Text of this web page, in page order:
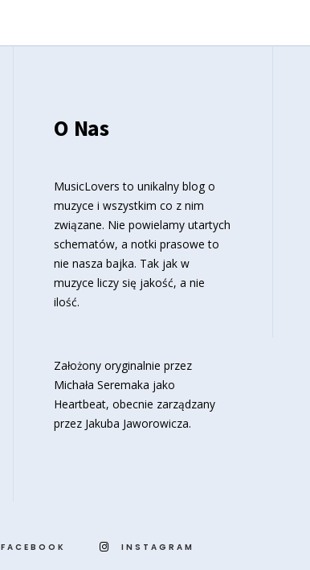
O Nas
MusicLovers to unikalny blog o
muzyce i wszystkim co z nim
związane. Nie powielamy utartych
schematów, a notki prasowe to
nie nasza bajka. Tak jak w
muzyce liczy się jakość, a nie
ilość.
Założony oryginalnie przez
Michała Seremaka jako
Heartbeat, obecnie zarządzany
przez Jakuba Jaworowicza.
FACEBOOK INSTAGRAM